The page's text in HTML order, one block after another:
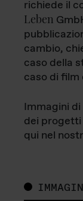
richiede il
Leben
cambio,
caso della
caso di film
Immagini di
dei progetti
qui nel